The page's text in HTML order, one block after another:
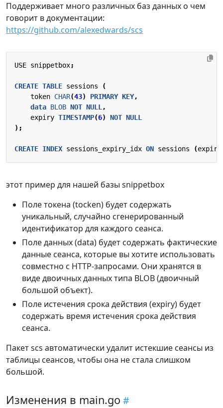
Поддерживает много различных баз данных о чем
говорит в документации:
https://github.com/alexedwards/scs
USE snippetbox;
CREATE TABLE sessions
(
token CHAR(43) PRIMARY KEY,
data BLOB NOT NULL,
expiry TIMESTAMP(6) NOT NULL
);
CREATE INDEX sessions_expiry_idx ON sessions (expiry
этот пример для нашей базы snippetbox
Поле токена (tocken) будет содержать
уникальный, случайно сгенерированный
идентификатор для каждого сеанса.
Поле данных (data) будет содержать фактические
данные сеанса, которые вы хотите использовать
совместно с HTTP-запросами. Они хранятся в
виде двоичных данных типа BLOB (двоичный
большой объект).
Поле истечения срока действия (expiry) будет
содержать время истечения срока действия
сеанса.
Пакет scs автоматически удалит истекшие сеансы из
таблицы сеансов, чтобы она не стала слишком
большой.
Изменения в main.go